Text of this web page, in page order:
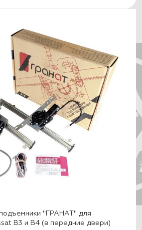
ПОДОБРАТЬ
"ГРАНАТ" для
B3 и B4 (в передние двери)